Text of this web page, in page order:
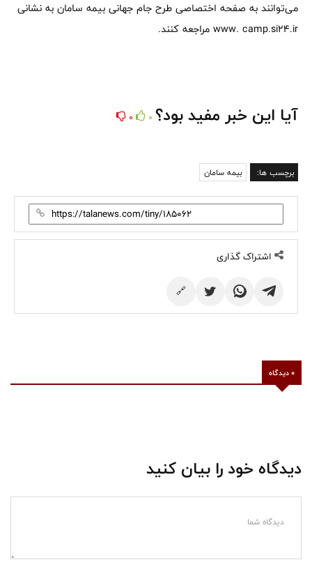
می‌توانند به صفحه اختصاصی طرح جام جهانی بیمه سامان به نشانی
www. camp.si24.ir مراجعه کنند.
آیا این خبر مفید بود؟ 0
0
برچسب ها: بیمه سامان
اشتراک گذاری
🔗
0 دیدگاه
دیدگاه خود را بیان کنید